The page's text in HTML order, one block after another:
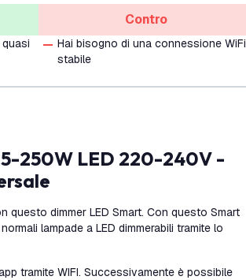
Contro
Hai bisogno di una connessione WiFi
stabile
questo dimmer LED Smart. Con questo Smart
lampade a LED dimmerabili tramite lo
tramite WIFI. Successivamente è possibile